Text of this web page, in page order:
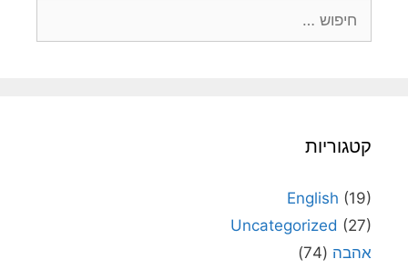
קטגוריות
English (19)
Uncategorized (27)
אהבה (74)